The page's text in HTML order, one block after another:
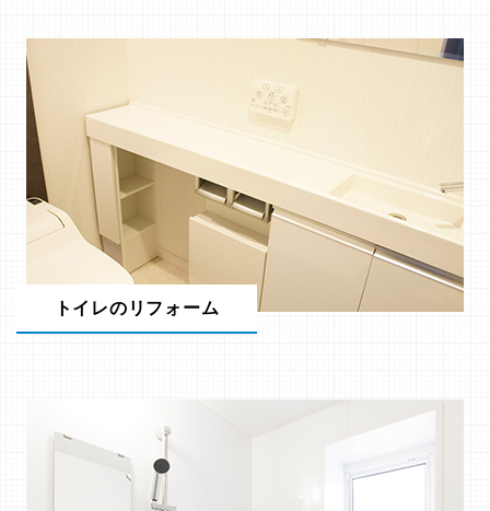
トイレのリフォーム